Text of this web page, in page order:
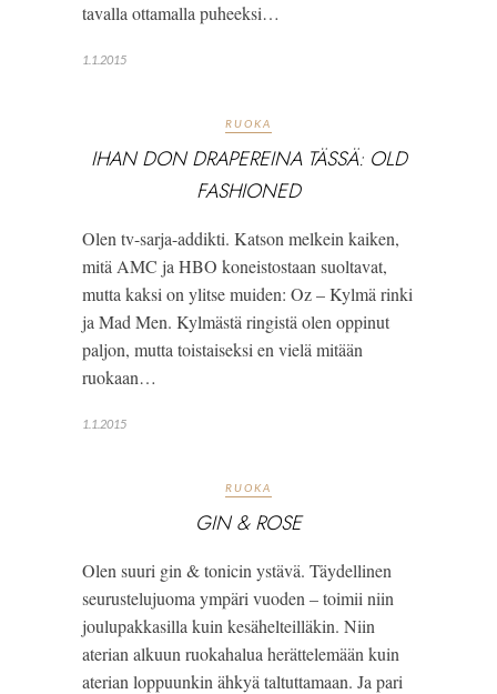
tavalla ottamalla puheeksi…
1.1.2015
RUOKA
IHAN DON DRAPEREINA TÄSSÄ: OLD
FASHIONED
Olen tv-sarja-addikti. Katson melkein kaiken,
mitä AMC ja HBO koneistostaan suoltavat,
mutta kaksi on ylitse muiden: Oz – Kylmä rinki
ja Mad Men. Kylmästä ringistä olen oppinut
paljon, mutta toistaiseksi en vielä mitään
ruokaan…
1.1.2015
RUOKA
GIN & ROSE
Olen suuri gin & tonicin ystävä. Täydellinen
seurustelujuoma ympäri vuoden – toimii niin
joulupakkasilla kuin kesähelteilläkin. Niin
aterian alkuun ruokahalua herättelemään kuin
aterian loppuunkin ähkyä taltuttamaan. Ja pari